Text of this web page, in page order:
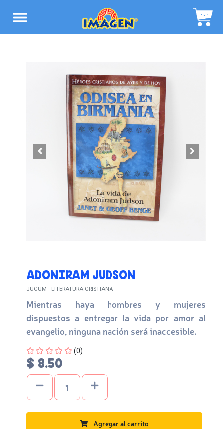
ADONIRAM JUDSON
JUCUM - LITERATURA CRISTIANA
Mientras haya hombres y mujeres
dispuestos a entregar la vida por amor al
evangelio, ninguna nación será inaccesible.
Four out of Five Stars
(0)
$ 8.50
Agregar al carrito